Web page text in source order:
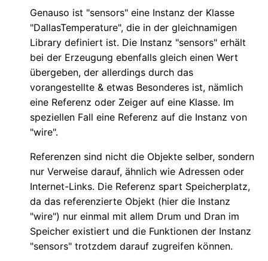
Genauso ist "sensors" eine Instanz der Klasse
"DallasTemperature", die in der gleichnamigen
Library definiert ist. Die Instanz "sensors" erhält
bei der Erzeugung ebenfalls gleich einen Wert
übergeben, der allerdings durch das
vorangestellte & etwas Besonderes ist, nämlich
eine Referenz oder Zeiger auf eine Klasse. Im
speziellen Fall eine Referenz auf die Instanz von
"wire".
Referenzen sind nicht die Objekte selber, sondern
nur Verweise darauf, ähnlich wie Adressen oder
Internet-Links. Die Referenz spart Speicherplatz,
da das referenzierte Objekt (hier die Instanz
"wire") nur einmal mit allem Drum und Dran im
Speicher existiert und die Funktionen der Instanz
"sensors" trotzdem darauf zugreifen können.